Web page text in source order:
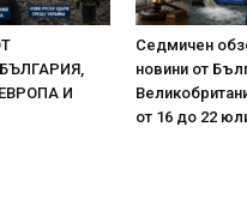
И
Седмичен
новини от
от 16 до 22